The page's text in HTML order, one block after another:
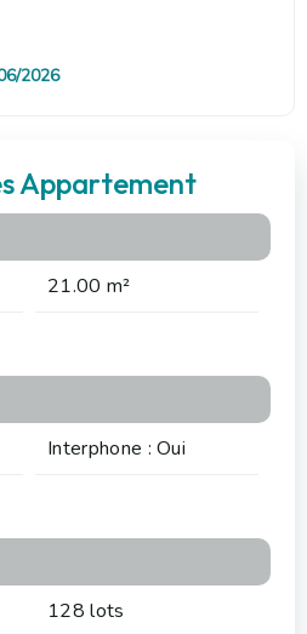
2026
Appartement
21.00 m²
Interphone : Oui
128 lots